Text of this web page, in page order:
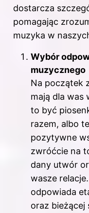
dostarcza
pomagając
muzyka w
Wybór
muzycznego
Na początek
mają dla was
to być
razem, albo
pozytywne
zwróćcie na
dany utwór
wasze
odpowiada
oraz bieżącej